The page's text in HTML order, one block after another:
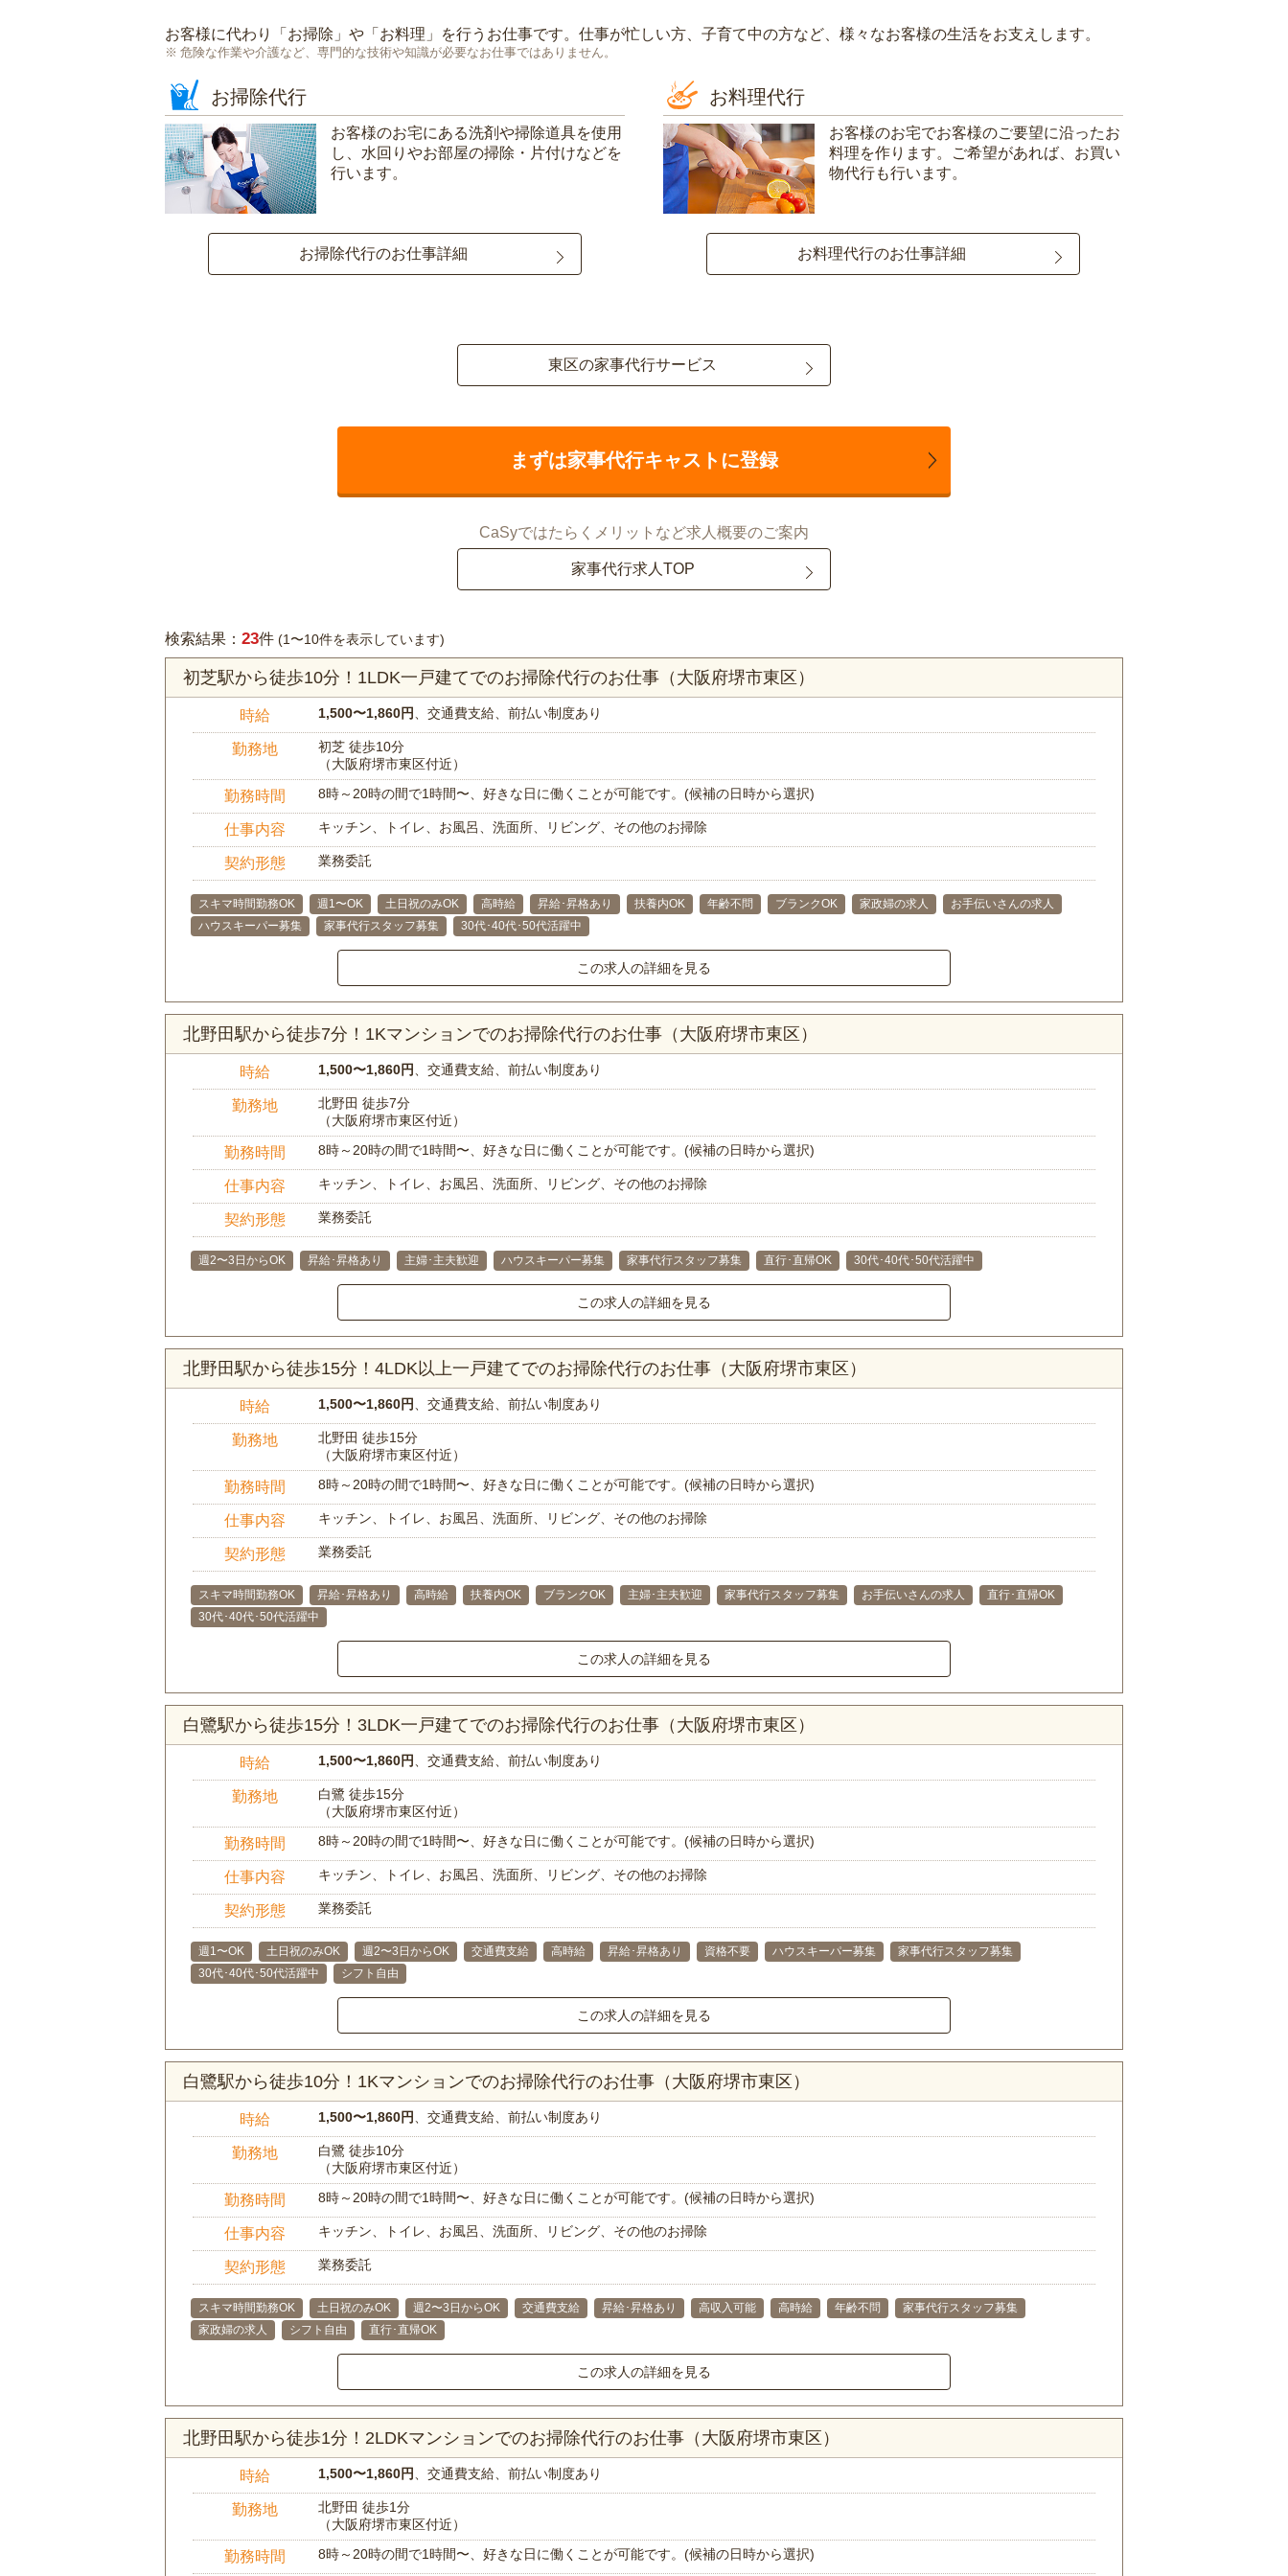
お客様に代わり「 お掃除 」や「 お料理 」を行うお仕事です。仕事が忙しい方、子育て中の方など、様々なお客様の生活をお支えします。
危険な作業や介護など、専門的な技術や知識が必要なお仕事ではありません。
お掃除代行
お客様のお宅にある洗剤や掃除道具を使用
し、水回りやお部屋の掃除・片付けなどを
行います。
お掃除代行のお仕事詳細
お料理代行
お客様のお宅でお客様のご要望に沿ったお
料理を作ります。ご希望があれば、お買い
物代行も行います。
お料理代行のお仕事詳細
東区の家事代行サービス
まずは家事代行キャストに登録
CaSyではたらくメリットなど求人概要のご案内
家事代行求人TOP
検索結果： 23件 (1〜10件を表示しています)
初芝駅から徒歩10分！1LDK一戸建てでのお掃除代行のお仕事（大阪府堺市東区）
時給 1,500〜1,860円 、交通費支給、前払い制度あり
勤務地
初芝 徒歩10分
（大阪府堺市東区付近）
勤務時間 8時～20時の間で1時間〜、好きな日に働くことが可能です。(候補の日時から選択)
仕事内容 キッチン、トイレ、お風呂、洗面所、リビング、その他のお掃除
契約形態 業務委託
スキマ時間勤務OK 週1〜OK 土日祝のみOK 高時給 昇給･昇格あり 扶養内OK 年齢不問 ブランクOK 家政婦の求人
お手伝いさんの求人
ハウスキーパー募集
家事代行スタッフ募集 30代･40代･50代活躍中
この求人の詳細を見る
北野田駅から徒歩7分！1Kマンションでのお掃除代行のお仕事（大阪府堺市東区）
時給 1,500〜1,860円 、交通費支給、前払い制度あり
勤務地
北野田 徒歩7分
（大阪府堺市東区付近）
勤務時間 8時～20時の間で1時間〜、好きな日に働くことが可能です。(候補の日時から選択)
仕事内容 キッチン、トイレ、お風呂、洗面所、リビング、その他のお掃除
契約形態 業務委託
週2〜3日からOK 昇給･昇格あり 主婦･主夫歓迎 ハウスキーパー募集 家事代行スタッフ募集 直行･直帰OK 30代･40代･50代活躍中
この求人の詳細を見る
北野田駅から徒歩15分！4LDK以上一戸建てでのお掃除代行のお仕事（大阪府堺市東区）
時給 1,500〜1,860円 、交通費支給、前払い制度あり
勤務地
北野田 徒歩15分
（大阪府堺市東区付近）
勤務時間 8時～20時の間で1時間〜、好きな日に働くことが可能です。(候補の日時から選択)
仕事内容 キッチン、トイレ、お風呂、洗面所、リビング、その他のお掃除
契約形態 業務委託
スキマ時間勤務OK 昇給･昇格あり 高時給 扶養内OK ブランクOK 主婦･主夫歓迎 家事代行スタッフ募集 お手伝いさんの求人
直行･直帰OK
30代･40代･50代活躍中
この求人の詳細を見る
白鷺駅から徒歩15分！3LDK一戸建てでのお掃除代行のお仕事（大阪府堺市東区）
時給 1,500〜1,860円 、交通費支給、前払い制度あり
勤務地
白鷺 徒歩15分
（大阪府堺市東区付近）
勤務時間 8時～20時の間で1時間〜、好きな日に働くことが可能です。(候補の日時から選択)
仕事内容 キッチン、トイレ、お風呂、洗面所、リビング、その他のお掃除
契約形態 業務委託
週1〜OK 土日祝のみOK 週2〜3日からOK 交通費支給 高時給 昇給･昇格あり 資格不要 ハウスキーパー募集
家事代行スタッフ募集
30代･40代･50代活躍中
シフト自由
この求人の詳細を見る
白鷺駅から徒歩10分！1Kマンションでのお掃除代行のお仕事（大阪府堺市東区）
時給 1,500〜1,860円 、交通費支給、前払い制度あり
勤務地
白鷺 徒歩10分
（大阪府堺市東区付近）
勤務時間 8時～20時の間で1時間〜、好きな日に働くことが可能です。(候補の日時から選択)
仕事内容 キッチン、トイレ、お風呂、洗面所、リビング、その他のお掃除
契約形態 業務委託
スキマ時間勤務OK 土日祝のみOK 週2〜3日からOK 交通費支給 昇給･昇格あり 高収入可能 高時給 年齢不問
家事代行スタッフ募集
家政婦の求人
シフト自由 直行･直帰OK
この求人の詳細を見る
北野田駅から徒歩1分！2LDKマンションでのお掃除代行のお仕事（大阪府堺市東区）
時給 1,500〜1,860円 、交通費支給、前払い制度あり
勤務地
北野田 徒歩1分
（大阪府堺市東区付近）
勤務時間 8時～20時の間で1時間〜、好きな日に働くことが可能です。(候補の日時から選択)